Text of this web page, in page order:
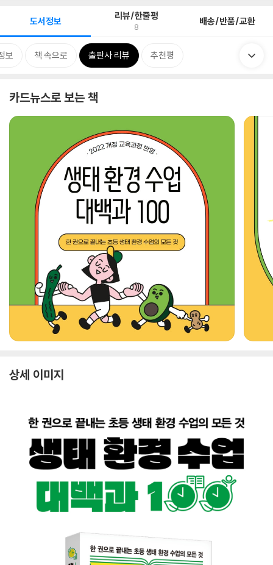
도서정보 리뷰/한줄평
8 배송/반품/교환
보 책 속으로 출판사 리뷰 추천평
카드뉴스로 보는 책
상세 이미지